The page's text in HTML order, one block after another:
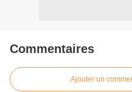
Commentaires
Ajouter un